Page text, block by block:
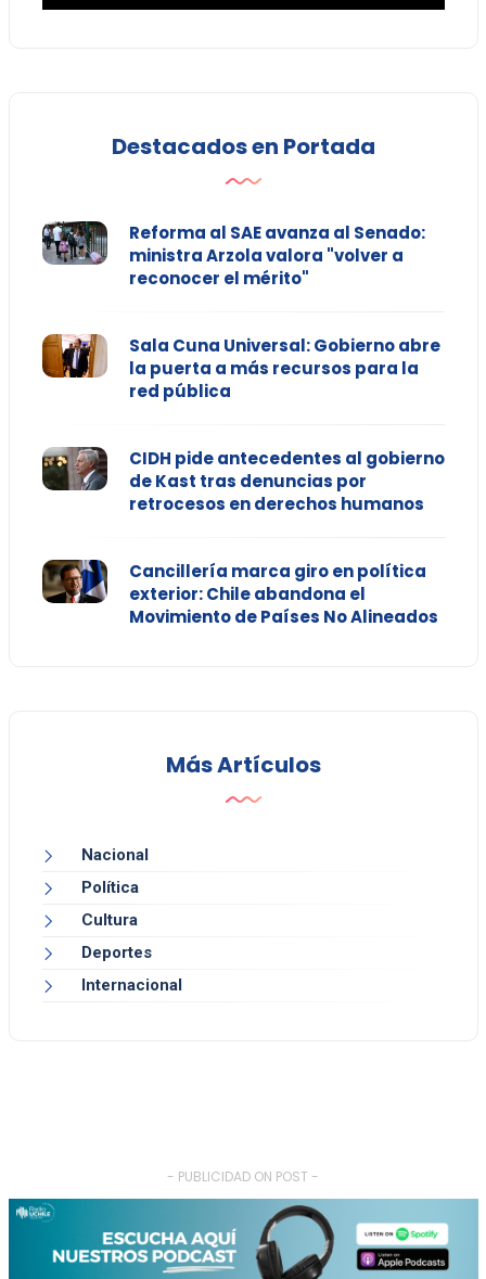
Destacados en Portada
Reforma al SAE avanza al Senado:
ministra Arzola valora "volver a
reconocer el mérito"
Sala Cuna Universal: Gobierno abre
la puerta a más recursos para la
red pública
CIDH pide antecedentes al gobierno
de Kast tras denuncias por
retrocesos en derechos humanos
Cancillería marca giro en política
exterior: Chile abandona el
Movimiento de Países No Alineados
Más Artículos
Nacional
Política
Cultura
Deportes
Internacional
- PUBLICIDAD ON POST -